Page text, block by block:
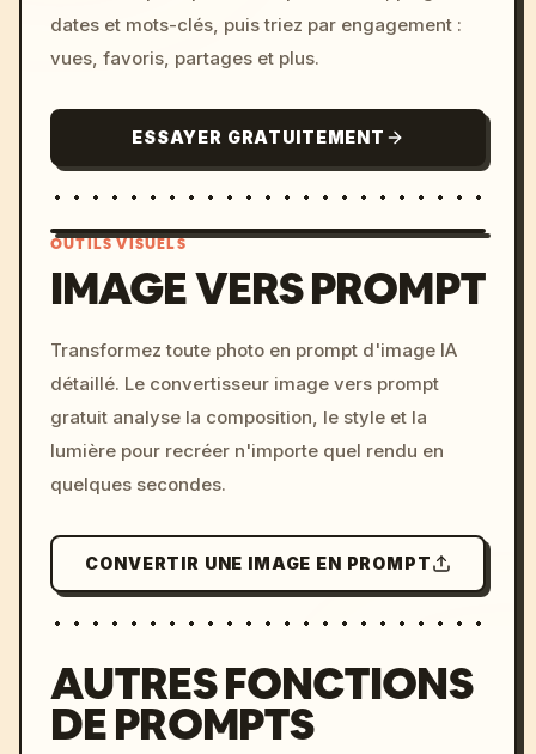
dates et mots-clés, puis triez par engagement :
vues, favoris, partages et plus.
ESSAYER GRATUITEMENT
c, cyberpunk sunset, neon
colors, 8k --v 6.0
OUTILS VISUELS
IMAGE VERS PROMPT
Transformez toute photo en prompt d'image IA
détaillé. Le convertisseur image vers prompt
gratuit analyse la composition, le style et la
lumière pour recréer n'importe quel rendu en
quelques secondes.
CONVERTIR UNE IMAGE EN PROMPT
AUTRES FONCTIONS
DE PROMPTS